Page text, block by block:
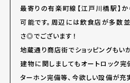
最寄りの有楽町線【江戸川橋駅】
可能です。周辺には飲食店が多数
さ◎でございます！
地蔵通り商店街でショッピングもいか
建物に関しましてもオートロック完
ターホン完備等、今欲しい設備が充